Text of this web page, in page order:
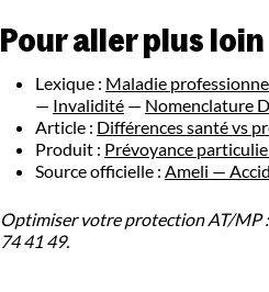
Pour aller plus loin
Lexique : Maladie
— Invalidité — Nomenclature
Article : Différences santé vs
Produit : Prévoyance
Source officielle : Ameli —
Optimiser votre protection AT/MP
74 41 49.